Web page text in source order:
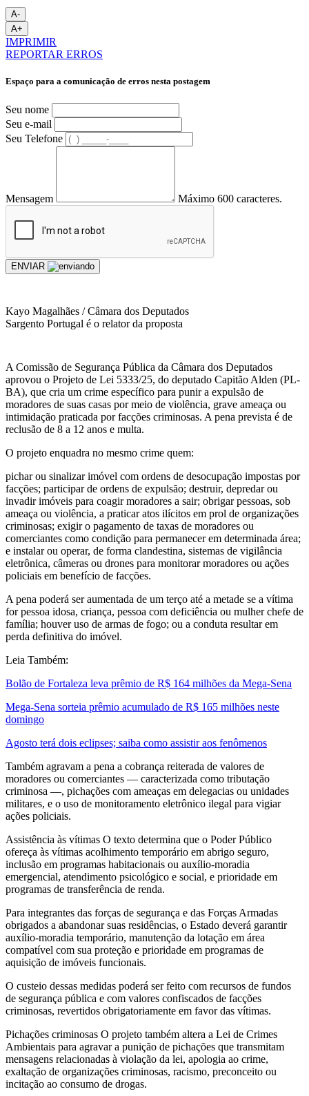
A-
A+
IMPRIMIR
REPORTAR ERROS
Espaço para a comunicação de erros nesta postagem
Seu nome
Seu e-mail
Seu Telefone
Mensagem Máximo 600 caracteres.
ENVIAR
Kayo Magalhães / Câmara dos Deputados
Sargento Portugal é o relator da proposta
A Comissão de Segurança Pública da Câmara dos Deputados
aprovou o Projeto de Lei 5333/25, do deputado Capitão Alden (PL-
BA), que cria um crime específico para punir a expulsão de
moradores de suas casas por meio de violência, grave ameaça ou
intimidação praticada por facções criminosas. A pena prevista é de
reclusão de 8 a 12 anos e multa.
O projeto enquadra no mesmo crime quem:
pichar ou sinalizar imóvel com ordens de desocupação impostas por
facções; participar de ordens de expulsão; destruir, depredar ou
invadir imóveis para coagir moradores a sair; obrigar pessoas, sob
ameaça ou violência, a praticar atos ilícitos em prol de organizações
criminosas; exigir o pagamento de taxas de moradores ou
comerciantes como condição para permanecer em determinada área;
e instalar ou operar, de forma clandestina, sistemas de vigilância
eletrônica, câmeras ou drones para monitorar moradores ou ações
policiais em benefício de facções.
A pena poderá ser aumentada de um terço até a metade se a vítima
for pessoa idosa, criança, pessoa com deficiência ou mulher chefe de
família; houver uso de armas de fogo; ou a conduta resultar em
perda definitiva do imóvel.
Leia Também:
Bolão de Fortaleza leva prêmio de R$ 164 milhões da Mega-Sena
Mega-Sena sorteia prêmio acumulado de R$ 165 milhões neste
domingo
Agosto terá dois eclipses; saiba como assistir aos fenômenos
Também agravam a pena a cobrança reiterada de valores de
moradores ou comerciantes — caracterizada como tributação
criminosa —, pichações com ameaças em delegacias ou unidades
militares, e o uso de monitoramento eletrônico ilegal para vigiar
ações policiais.
Assistência às vítimas O texto determina que o Poder Público
ofereça às vítimas acolhimento temporário em abrigo seguro,
inclusão em programas habitacionais ou auxílio-moradia
emergencial, atendimento psicológico e social, e prioridade em
programas de transferência de renda.
Para integrantes das forças de segurança e das Forças Armadas
obrigados a abandonar suas residências, o Estado deverá garantir
auxílio-moradia temporário, manutenção da lotação em área
compatível com sua proteção e prioridade em programas de
aquisição de imóveis funcionais.
O custeio dessas medidas poderá ser feito com recursos de fundos
de segurança pública e com valores confiscados de facções
criminosas, revertidos obrigatoriamente em favor das vítimas.
Pichações criminosas O projeto também altera a Lei de Crimes
Ambientais para agravar a punição de pichações que transmitam
mensagens relacionadas à violação da lei, apologia ao crime,
exaltação de organizações criminosas, racismo, preconceito ou
incitação ao consumo de drogas.